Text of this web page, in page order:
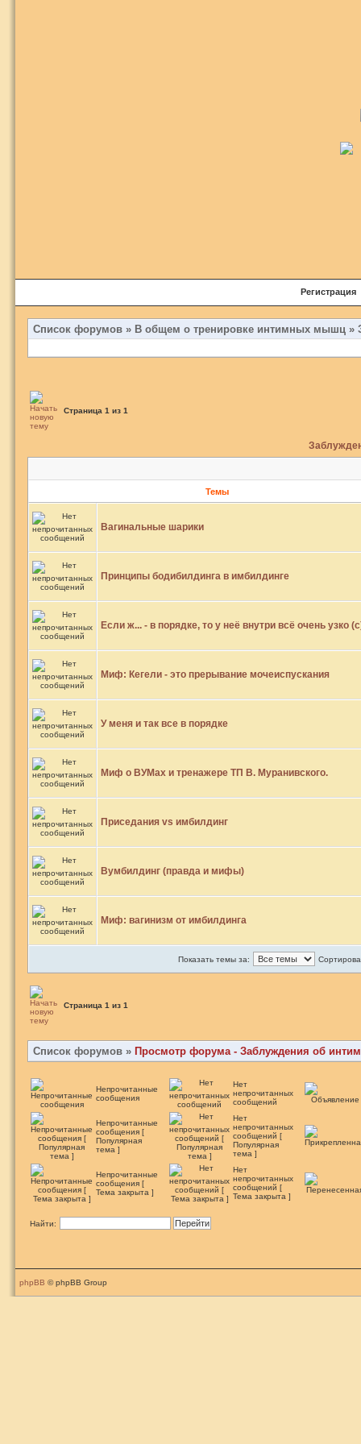
Регистрация
Список форумов » В общем о тренировке интимных мышц »
Страница 1 из 1
Темы
Вагинальные шарики
Принципы бодибилдинга в имбилдинге
Если ж... - в порядке, то у неё внутри всё очень узко
Миф: Кегели - это прерывание мочеиспускания
У меня и так все в порядке
Миф о ВУМах и тренажере ТП В. Муранивского.
Приседания vs имбилдинг
Вумбилдинг (правда и мифы)
Миф: вагинизм от имбилдинга
Показать темы за:
Страница 1 из 1
Список форумов » Просмотр форума - Заблуждения об
Непрочитанные
сообщения
Нет
непрочитанных
сообщений
Непрочитанные
сообщения [
Популярная
тема ]
Нет
непрочитанных
сообщений [
Популярная
тема ]
Непрочитанные
сообщения [
Тема закрыта ]
Нет
непрочитанных
сообщений [
Тема закрыта ]
Найти:
phpBB © phpBB Group